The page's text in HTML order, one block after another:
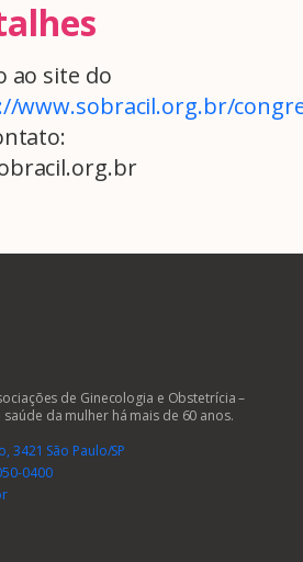
ao site do
www.sobracil.org.br/
de Ginecologia e Obstetrícia –
da mulher há mais de 60 anos.
3421 São Paulo/SP
0400